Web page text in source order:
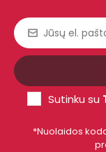
Sutinku su
*Nuolaidos